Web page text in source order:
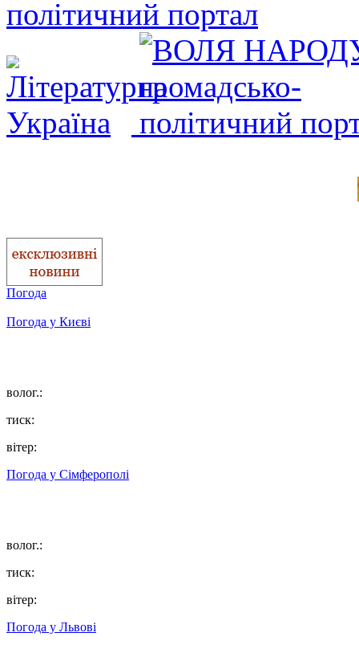
Погода
Погода у Києві
волог.:
тиск:
вітер:
Погода у Сімферополі
волог.:
тиск:
вітер:
Погода у Львові